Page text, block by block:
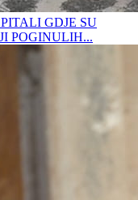
GDJE SU
POGINULIH...